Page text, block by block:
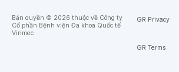
Bản quyền © 2026 thuộc về Công ty
Cổ phần Bệnh viện Đa khoa Quốc tế
Vinmec
GR Privacy
GR Terms